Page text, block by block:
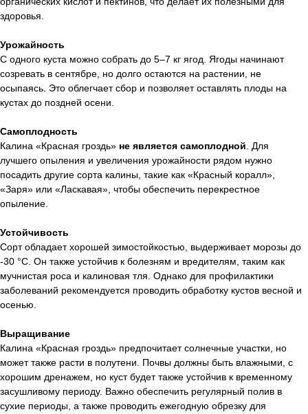
здоровья.
Урожайность
С одного куста можно собрать до 5–7 кг ягод. Ягоды начинают
созревать в сентябре, но долго остаются на растении, не
осыпаясь. Это облегчает сбор и позволяет оставлять плоды на
кустах до поздней осени.
Самоплодность
Калина «Красная гроздь» не является самоплодной. Для
лучшего опыления и увеличения урожайности рядом нужно
посадить другие сорта калины, такие как «Красный коралл»,
«Заря» или «Ласкавая», чтобы обеспечить перекрестное
опыление.
Устойчивость
Сорт обладает хорошей зимостойкостью, выдерживает морозы до
-30 °C. Он также устойчив к болезням и вредителям, таким как
мучнистая роса и калиновая тля. Однако для профилактики
заболеваний рекомендуется проводить обработку кустов весной и
осенью.
Выращивание
Калина «Красная гроздь» предпочитает солнечные участки, но
может также расти в полутени. Почвы должны быть влажными, с
хорошим дренажем, но куст будет также устойчив к временному
засушливому периоду. Важно обеспечить регулярный полив в
сухие периоды, а также проводить ежегодную обрезку для